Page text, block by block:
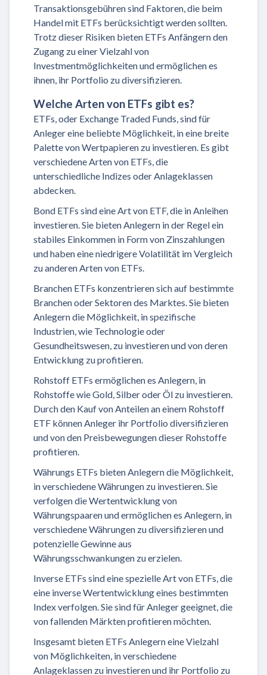
Transaktionsgebühren sind Faktoren, die beim
Handel mit ETFs berücksichtigt werden sollten.
Trotz dieser Risiken bieten ETFs Anfängern den
Zugang zu einer Vielzahl von
Investmentmöglichkeiten und ermöglichen es
ihnen, ihr Portfolio zu diversifizieren.
Welche Arten von ETFs gibt es?
ETFs, oder Exchange Traded Funds, sind für
Anleger eine beliebte Möglichkeit, in eine breite
Palette von Wertpapieren zu investieren. Es gibt
verschiedene Arten von ETFs, die
unterschiedliche Indizes oder Anlageklassen
abdecken.
Bond ETFs sind eine Art von ETF, die in Anleihen
investieren. Sie bieten Anlegern in der Regel ein
stabiles Einkommen in Form von Zinszahlungen
und haben eine niedrigere Volatilität im Vergleich
zu anderen Arten von ETFs.
Branchen ETFs konzentrieren sich auf bestimmte
Branchen oder Sektoren des Marktes. Sie bieten
Anlegern die Möglichkeit, in spezifische
Industrien, wie Technologie oder
Gesundheitswesen, zu investieren und von deren
Entwicklung zu profitieren.
Rohstoff ETFs ermöglichen es Anlegern, in
Rohstoffe wie Gold, Silber oder Öl zu investieren.
Durch den Kauf von Anteilen an einem Rohstoff
ETF können Anleger ihr Portfolio diversifizieren
und von den Preisbewegungen dieser Rohstoffe
profitieren.
Währungs ETFs bieten Anlegern die Möglichkeit,
in verschiedene Währungen zu investieren. Sie
verfolgen die Wertentwicklung von
Währungspaaren und ermöglichen es Anlegern, in
verschiedene Währungen zu diversifizieren und
potenzielle Gewinne aus
Währungsschwankungen zu erzielen.
Inverse ETFs sind eine spezielle Art von ETFs, die
eine inverse Wertentwicklung eines bestimmten
Index verfolgen. Sie sind für Anleger geeignet, die
von fallenden Märkten profitieren möchten.
Insgesamt bieten ETFs Anlegern eine Vielzahl
von Möglichkeiten, in verschiedene
Anlageklassen zu investieren und ihr Portfolio zu